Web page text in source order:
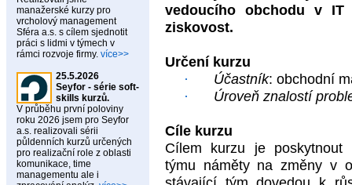
manažerské kurzy pro
vrcholový management
Sféra a.s. s cílem sjednotit
práci s lidmi v týmech v
rámci rozvoje firmy. více>>
25.5.2026
Seyfor - série soft-
skills kurzů.
V průběhu první poloviny
roku 2026 jsem pro Seyfor
a.s. realizovali sérii
půldenních kurzů určených
pro realizační role z oblasti
komunikace, time
managementu ale i
vedoucího obchodu v
ziskovost.
Určení kurzu
·
Účastník: obchodní
·
Úroveň znalostí
Cíle kurzu
Cílem kurzu je poskytnout
týmu náměty na změny v